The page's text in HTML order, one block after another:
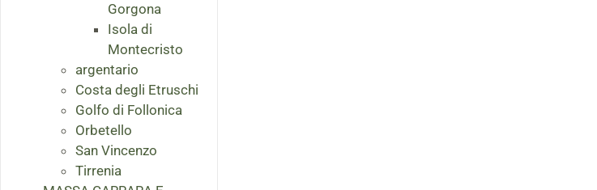
Gorgona
Isola di
Montecristo
argentario
Costa degli Etruschi
Golfo di Follonica
Orbetello
San Vincenzo
Tirrenia